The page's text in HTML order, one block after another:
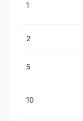
1
2
5
10